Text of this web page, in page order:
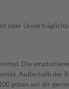
Die
Außerhalb
geben wir dir